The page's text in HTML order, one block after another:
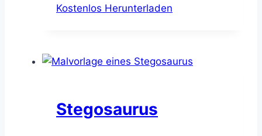
Kostenlos Herunterladen
Stegosaurus